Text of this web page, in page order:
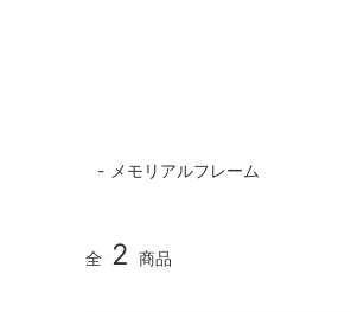
霧雨 魔理沙
メモリアルフレーム
全 2 商品